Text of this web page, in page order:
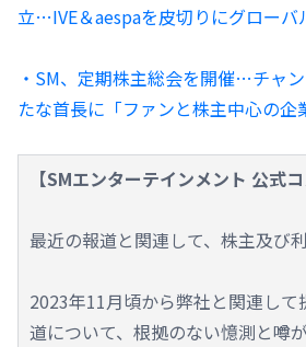
立…IVE＆aespaを皮切りにグローバ
・SM、定期株主総会を開催…チャ
たな首長に「ファンと株主中心の企
【SMエンターテインメント 公式コ
最近の報道と関連して、株主及び
2023年11月頃から弊社と関連して
道について、根拠のない憶測と噂